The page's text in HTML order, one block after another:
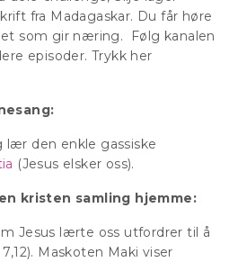
fra Madagaskar. Du får høre
som gir næring. Følg kanalen
episoder. Trykk her
lær den enkle gassiske
(Jesus elsker oss).
kristen samling hjemme:
Jesus lærte oss utfordrer til å
Maskoten Maki viser